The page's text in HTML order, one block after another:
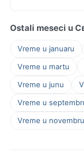
Ostali meseci u
Vreme u januaru
Vreme u martu
Vreme u junu
Vreme u
Vreme u novembru